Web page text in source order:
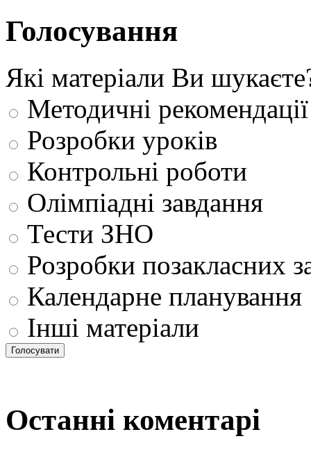
Голосування
Які матеріали Ви
Методичні рекомендації
Розробки уроків
Контрольні роботи
Олімпіадні завдання
Тести ЗНО
Розробки позакласних
Календарне планування
Інші матеріали
Останні коментарі